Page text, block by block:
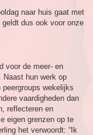
naar huis gaat met
dus ook voor onze
voor de meer- en
Naast hun werk op
wekelijks
vaardigheden dan
reflecteren en
eigen grenzen op te
het verwoordt: “Ik